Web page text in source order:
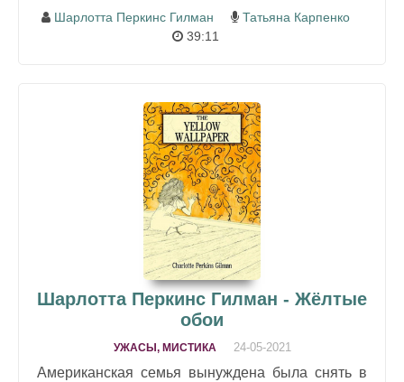
Шарлотта Перкинс Гилман
Татьяна Карпенко
39:11
Шарлотта Перкинс Гилман - Жёлтые
обои
УЖАСЫ, МИСТИКА 24-05-2021
Американская семья вынуждена была снять в